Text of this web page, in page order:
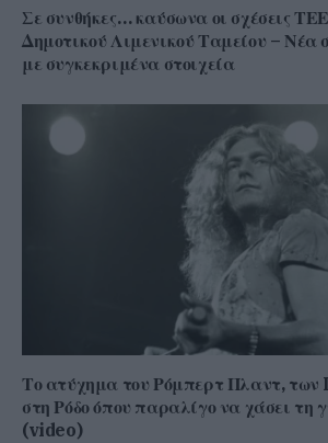
Σε συνθήκες… καύσωνα οι σχέσεις
Δημοτικού Λιμενικού Ταμείου – Νέα
με συγκεκριμένα στοιχεία
Το ατύχημα του Ρόμπερτ Πλαντ,
στη Ρόδο όπου παραλίγο να χάσει τη
(video)